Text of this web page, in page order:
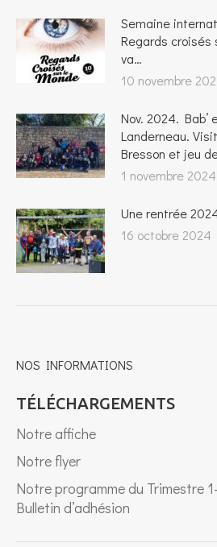
Semaine
Regards croisés
va…
10 novembre
Nov. 2024. Bab’
Landerneau.
Bresson et jeu
1 novembre 2024
Une rentrée
16 octobre 2024
NOS INFORMATIONS
TÉLÉCHARGEMENTS
Notre affiche
Notre flyer
Notre programme du Trimestre
Bulletin d’adhésion